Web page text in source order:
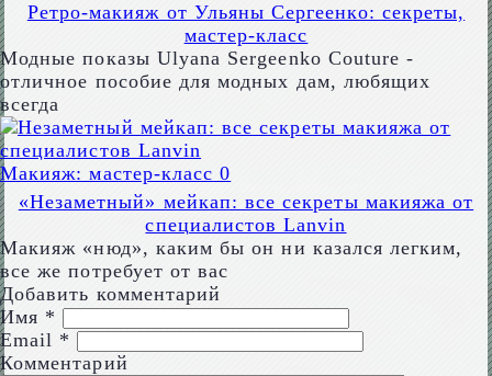
Ретро-макияж от Ульяны Сергеенко: секреты,
мастер-класс
Модные показы Ulyana Sergeenko Couture -
отличное пособие для модных дам, любящих
всегда
Макияж: мастер-класс 0
«Незаметный» мейкап: все секреты макияжа от
специалистов Lanvin
Макияж «нюд», каким бы он ни казался легким,
все же потребует от вас
Добавить комментарий
Имя *
Email *
Комментарий